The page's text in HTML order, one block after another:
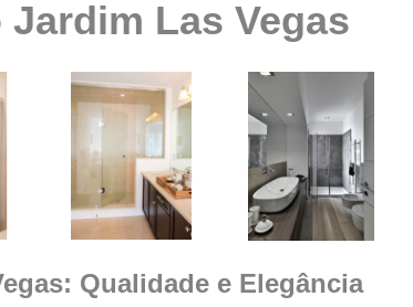
Box Vidro
Box
Box de Vidro
Box de Vidro
Box para
Las Vegas
Qualidade e Elegância